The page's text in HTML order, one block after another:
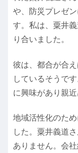
や、防災プレゼ
す。私は、粟井
り合いました。
彼は、都合が合
しているそうで
に興味があり親近
地域活性化のた
した。粟井義道
ありません。会